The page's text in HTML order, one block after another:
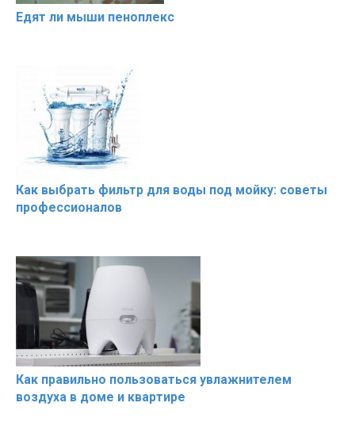
Едят ли мыши пеноплекс
Как выбрать фильтр для воды под мойку: советы
профессионалов
Как правильно пользоваться увлажнителем
воздуха в доме и квартире